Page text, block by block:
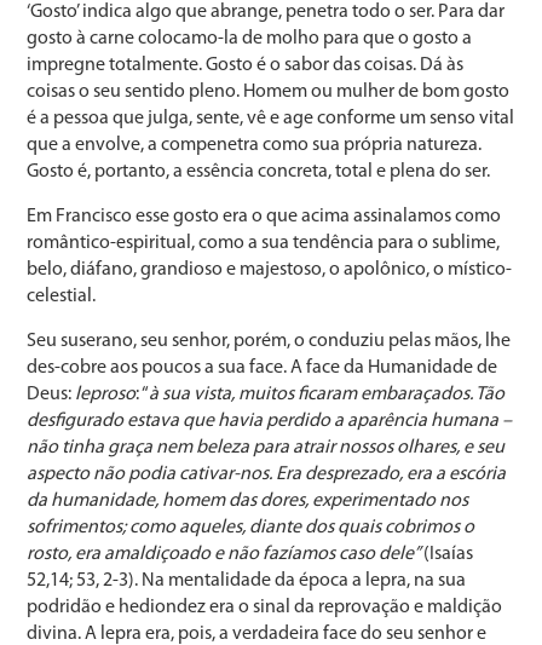
‘Gosto’ indica algo que abrange, penetra todo o ser. Para dar
gosto à carne colocamo-la de molho para que o gosto a
impregne totalmente. Gosto é o sabor das coisas. Dá às
coisas o seu sentido pleno. Homem ou mulher de bom gosto
é a pessoa que julga, sente, vê e age conforme um senso vital
que a envolve, a compenetra como sua própria natureza.
Gosto é, portanto, a essência concreta, total e plena do ser.
Em Francisco esse gosto era o que acima assinalamos como
romântico-espiritual, como a sua tendência para o sublime,
belo, diáfano, grandioso e majestoso, o apolônico, o místico-
celestial.
Seu suserano, seu senhor, porém, o conduziu pelas mãos, lhe
des-cobre aos poucos a sua face. A face da Humanidade de
Deus: leproso: “à sua vista, muitos ficaram embaraçados. Tão
desfigurado estava que havia perdido a aparência humana –
não tinha graça nem beleza para atrair nossos olhares, e seu
aspecto não podia cativar-nos. Era desprezado, era a escória
da humanidade, homem das dores, experimentado nos
sofrimentos; como aqueles, diante dos quais cobrimos o
rosto, era amaldiçoado e não fazíamos caso dele”(Isaías
52,14; 53, 2-3). Na mentalidade da época a lepra, na sua
podridão e hediondez era o sinal da reprovação e maldição
divina. A lepra era, pois, a verdadeira face do seu senhor e